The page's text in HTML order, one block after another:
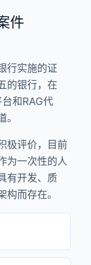
件
行实施的证
的银行，在
和RAG代
极评价，目前
为一次性的人
有开发、质
而存在。